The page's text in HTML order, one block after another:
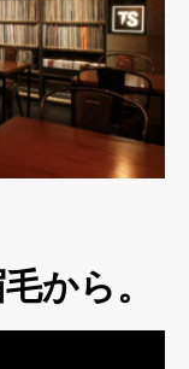
から。